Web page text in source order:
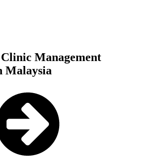
Clinic Management
Malaysia